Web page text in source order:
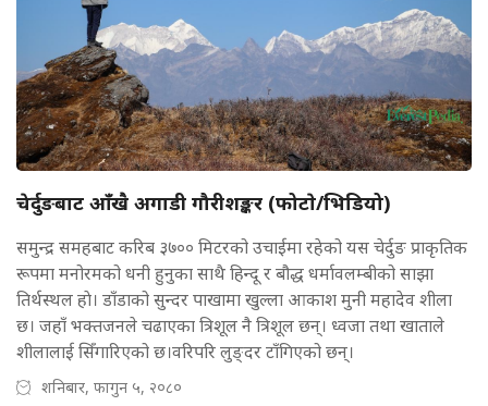
चेर्दुङबाट आँखै अगाडी गौरीशङ्कर (फोटाे/भिडियो)
समुन्द्र समहबाट करिब ३७०० मिटरको उचाईमा रहेको यस चेर्दुङ प्राकृतिक
रूपमा मनोरमको धनी हुनुका साथै हिन्दू र बौद्ध धर्मावलम्बीको साझा
तिर्थस्थल हाे। डाँडाको सुन्दर पाखामा खुल्ला आकाश मुनी महादेव शीला
छ। जहाँ भक्तजनले चढाएका त्रिशूल नै त्रिशूल छन्। ध्वजा तथा खाताले
शीलालाई सिँगारिएको छ।वरिपरि लुङ्दर टाँगिएको छन्।
शनिबार, फागुन ५, २०८०